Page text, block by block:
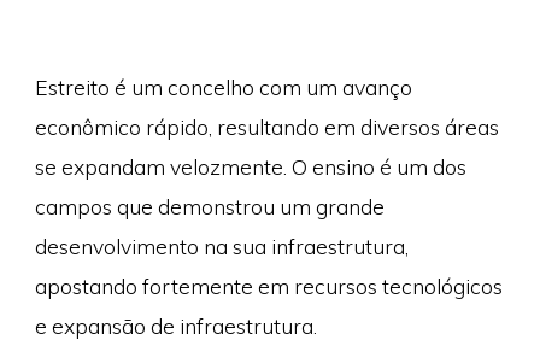
Estreito é um concelho com um avanço
econômico rápido, resultando em diversos áreas
se expandam velozmente. O ensino é um dos
campos que demonstrou um grande
desenvolvimento na sua infraestrutura,
apostando fortemente em recursos tecnológicos
e expansão de infraestrutura.